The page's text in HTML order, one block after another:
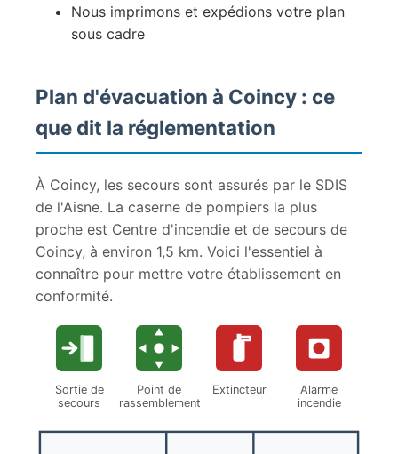
Nous imprimons et expédions votre plan
sous cadre
Plan d'évacuation à Coincy : ce
que dit la réglementation
À Coincy, les secours sont assurés par le SDIS
de l'Aisne. La caserne de pompiers la plus
proche est Centre d'incendie et de secours de
Coincy, à environ 1,5 km. Voici l'essentiel à
connaître pour mettre votre établissement en
conformité.
Sortie de
secours
Point de
rassemblement
Extincteur
Alarme
incendie